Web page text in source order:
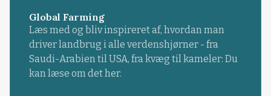
Global Farming
Læs med og bliv inspireret af, hvordan man
driver landbrug i alle verdenshjørner - fra
Saudi-Arabien til USA, fra kvæg til kameler: Du
kan læse om det her.